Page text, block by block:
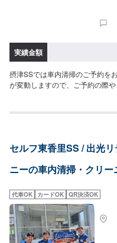
実績金額
摂津SSでは車内清掃のご予約を
が変動しますので、ご予約の際
セルフ東香里SS / 出光
ニーの車内清掃・クリー
代車OK カードOK QR決済OK